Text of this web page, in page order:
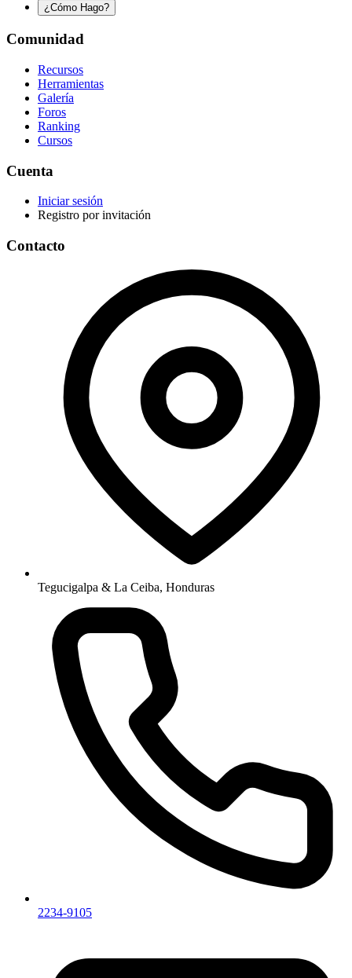
¿Cómo Hago?
Comunidad
Recursos
Herramientas
Galería
Foros
Ranking
Cursos
Cuenta
Iniciar sesión
Registro por invitación
Contacto
Tegucigalpa & La Ceiba, Honduras
2234-9105